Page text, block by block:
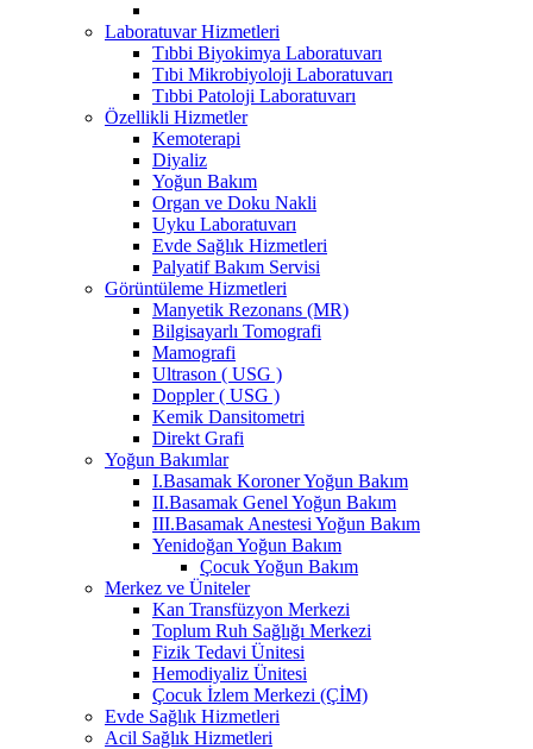
Laboratuvar Hizmetleri
Tıbbi Biyokimya Laboratuvarı
Tıbi Mikrobiyoloji Laboratuvarı
Tıbbi Patoloji Laboratuvarı
Özellikli Hizmetler
Kemoterapi
Diyaliz
Yoğun Bakım
Organ ve Doku Nakli
Uyku Laboratuvarı
Evde Sağlık Hizmetleri
Palyatif Bakım Servisi
Görüntüleme Hizmetleri
Manyetik Rezonans (MR)
Bilgisayarlı Tomografi
Mamografi
Ultrason ( USG )
Doppler ( USG )
Kemik Dansitometri
Direkt Grafi
Yoğun Bakımlar
I.Basamak Koroner Yoğun Bakım
II.Basamak Genel Yoğun Bakım
III.Basamak Anestesi Yoğun Bakım
Yenidoğan Yoğun Bakım
Çocuk Yoğun Bakım
Merkez ve Üniteler
Kan Transfüzyon Merkezi
Toplum Ruh Sağlığı Merkezi
Fizik Tedavi Ünitesi
Hemodiyaliz Ünitesi
Çocuk İzlem Merkezi (ÇİM)
Evde Sağlık Hizmetleri
Acil Sağlık Hizmetleri